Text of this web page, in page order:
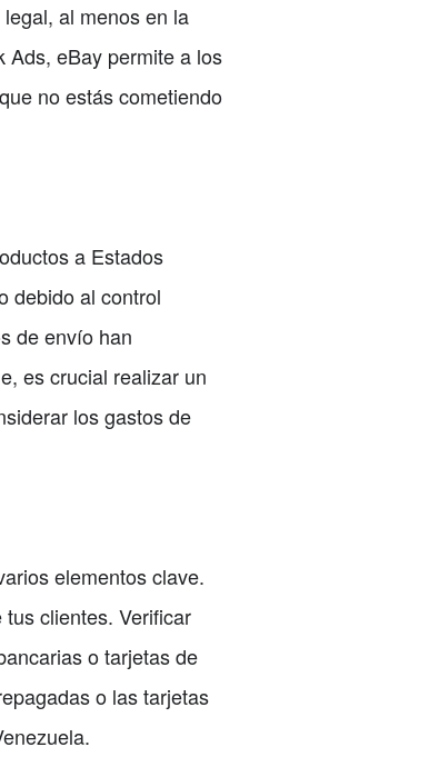
al menos en la
Ads, eBay permite a los
no estás cometiendo
a Estados
debido al control
de envío han
es crucial realizar un
los gastos de
elementos clave.
clientes. Verificar
o tarjetas de
o las tarjetas